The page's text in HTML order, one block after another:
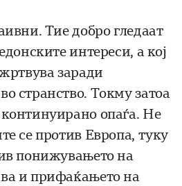
Тие добро гледаат
интереси, а кој
заради
странство. Токму затоа
опаѓа. Не
се против Европа, туку
понижувањето на
и прифаќањето на